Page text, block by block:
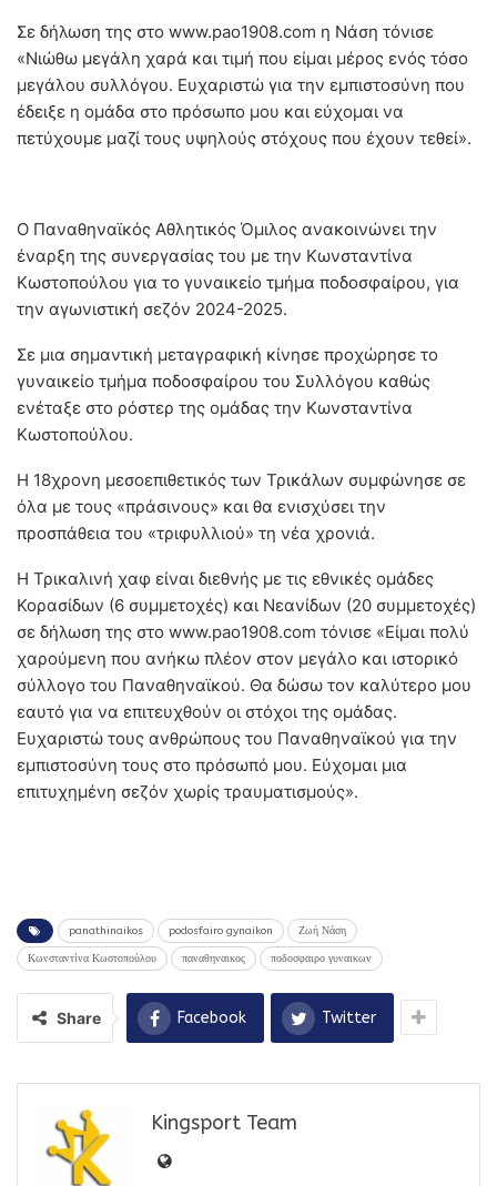
Σε δήλωση της στο www.pao1908.com η Νάση τόνισε
«Νιώθω μεγάλη χαρά και τιμή που είμαι μέρος ενός τόσο
μεγάλου συλλόγου. Ευχαριστώ για την εμπιστοσύνη που
έδειξε η ομάδα στο πρόσωπο μου και εύχομαι να
πετύχουμε μαζί τους υψηλούς στόχους που έχουν τεθεί».
Ο Παναθηναϊκός Αθλητικός Όμιλος ανακοινώνει την
έναρξη της συνεργασίας του με την Κωνσταντίνα
Κωστοπούλου για το γυναικείο τμήμα ποδοσφαίρου, για
την αγωνιστική σεζόν 2024-2025.
Σε μια σημαντική μεταγραφική κίνησε προχώρησε το
γυναικείο τμήμα ποδοσφαίρου του Συλλόγου καθώς
ενέταξε στο ρόστερ της ομάδας την Κωνσταντίνα
Κωστοπούλου.
Η 18χρονη μεσοεπιθετικός των Τρικάλων συμφώνησε σε
όλα με τους «πράσινους» και θα ενισχύσει την
προσπάθεια του «τριφυλλιού» τη νέα χρονιά.
Η Τρικαλινή χαφ είναι διεθνής με τις εθνικές ομάδες
Κορασίδων (6 συμμετοχές) και Νεανίδων (20 συμμετοχές)
σε δήλωση της στο www.pao1908.com τόνισε «Είμαι πολύ
χαρούμενη που ανήκω πλέον στον μεγάλο και ιστορικό
σύλλογο του Παναθηναϊκού. Θα δώσω τον καλύτερο μου
εαυτό για να επιτευχθούν οι στόχοι της ομάδας.
Ευχαριστώ τους ανθρώπους του Παναθηναϊκού για την
εμπιστοσύνη τους στο πρόσωπό μου. Εύχομαι μια
επιτυχημένη σεζόν χωρίς τραυματισμούς».
panathinaikos podosfairo gynaikon Ζωή Νάση
Κωνσταντίνα Κωστοπούλου παναθηναικος ποδοσφαιρο γυναικων
Share Facebook Twitter
Kingsport Team